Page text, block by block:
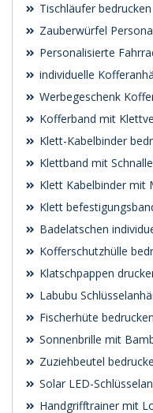
Tischläufer
Zauberwürfel
Personalisierte
individuelle
Werbegeschenk
Kofferband mit
Klett-Kabelbinder
Klettband mit
Klett Kabelbinder mit
Klett
Badelatschen
Kofferschutzhülle
Klatschpappen
Labubu
Fischerhüte
Sonnenbrille mit
Zuziehbeutel
Solar LED-
Handgrifftrainer mit